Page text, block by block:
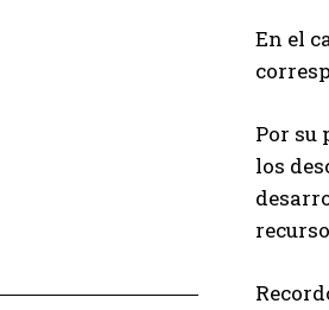
En el
Por su
los